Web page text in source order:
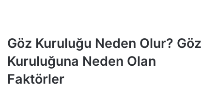
Göz Kuruluğu Neden Olur? Göz
Kuruluğuna Neden Olan
Faktörler